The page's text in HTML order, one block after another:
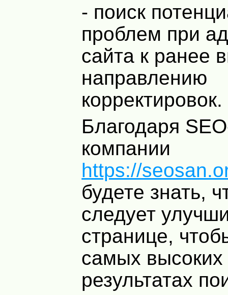
- поиск
проблем при
сайта к ранее
направлению
корректировок.
Благодаря
компании
https://
будете знать,
следует
странице,
самых высоких
результатах